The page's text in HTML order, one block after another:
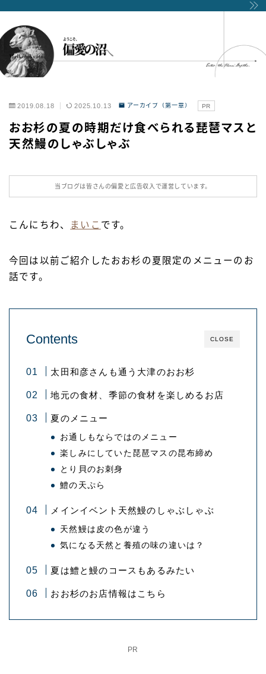
2019.08.18 2025.10.13 アーカイブ（第一章） PR
おお杉の夏の時期だけ食べられる琵琶マスと
天然鰻のしゃぶしゃぶ
当ブログは皆さんの偏愛と広告収入で運営しています。
こんにちわ、 まいこ です。
今回は以前ご紹介したおお杉の夏限定のメニューのお
話です。
CLOSE
Contents
太田和彦さんも通う大津のおお杉
地元の食材、季節の食材を楽しめるお店
夏のメニュー
お通しもならではのメニュー
楽しみにしていた琵琶マスの昆布締め
とり貝のお刺身
鱧の天ぷら
メインイベント天然鰻のしゃぶしゃぶ
天然鰻は皮の色が違う
気になる天然と養殖の味の違いは？
夏は鱧と鰻のコースもあるみたい
おお杉のお店情報はこちら
PR